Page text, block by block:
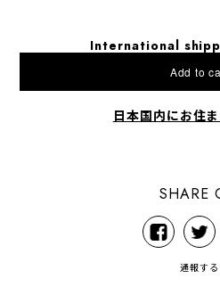
International
Add to
日本国内にお住
SHARE
通報する